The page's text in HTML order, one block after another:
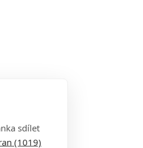
sdílet
(1019)